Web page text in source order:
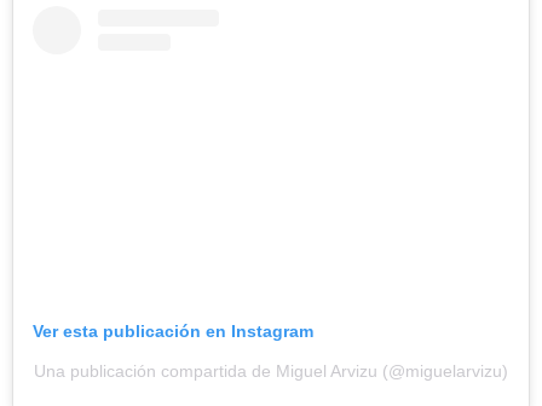
Ver esta publicación en Instagram
Una publicación compartida de Miguel Arvizu (@miguelarvizu)